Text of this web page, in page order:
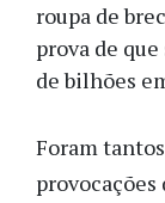
roupa de
prova de
de bilhões
Foram